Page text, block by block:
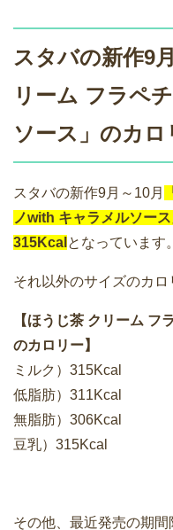
スタバの新作9
リーム フラペ
ソース」のカロ
スタバの新作9月～10月
ノwith キャラメルソー
315Kcal となっています。
それ以外のサイズのカロ
【ほうじ茶 クリーム フ
のカロリー】
ミルク）315Kcal
低脂肪）311Kcal
無脂肪）306Kcal
豆乳）315Kcal
その他、最近発売の期